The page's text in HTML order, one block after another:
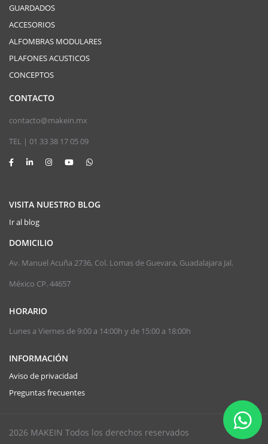
GUARDADOS
ACCESORIOS
ALFOMBRAS MODULARES
PLAFONES ACUSTICOS
CONCEPTOS
CONTACTO
contacto@makein.mx
TEL | 01 33 38 17 05 09
VISITA NUESTRO BLOG
Ir al blog
DOMICILIO
Av. Manuel Acuña 2736, Col. Lomas de Guevara, Guadalajara Jal.
México CP. 44657
HORARIO
Lunes a Viernes de 9:00 a 14:00h y de 15:00 a 18:00h
INFORMACIÓN
Aviso de privacidad
Preguntas frecuentes
2026 MAKEIN Todos los derechos reservados